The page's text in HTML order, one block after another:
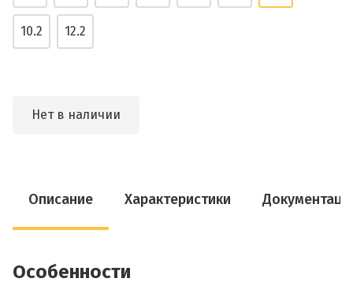
10.2 12.2
Нет в наличии
Описание Характеристики
Особенности